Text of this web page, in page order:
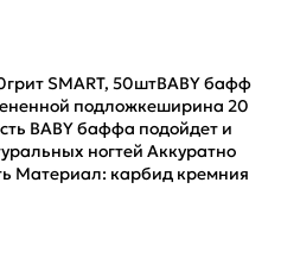
SMART, 50штBABY бафф
подложкеширина 20
BABY баффа подойдет и
ногтей Аккуратно
Материал: карбид кремния